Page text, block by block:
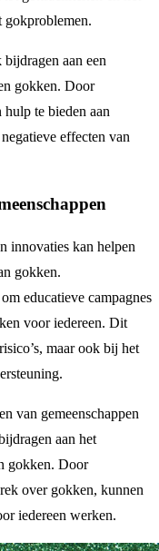
gokproblemen.
aan een
gokken. Door
te bieden aan
effecten van
innovaties kan helpen
gokken.
educatieve campagnes
voor iedereen. Dit
maar ook bij het
van gemeenschappen
aan het
gokken. Door
over gokken, kunnen
iedereen werken.